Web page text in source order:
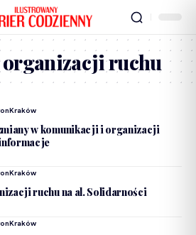
ruchu
Kraków
w komunikacji i organizacji
Kraków
ruchu na al. Solidarności
Kraków